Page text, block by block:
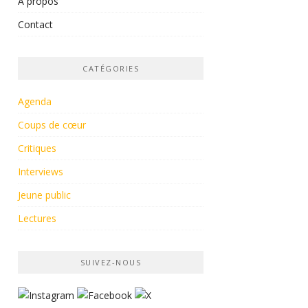
Contact
CATÉGORIES
Agenda
Coups de cœur
Critiques
Interviews
Jeune public
Lectures
SUIVEZ-NOUS